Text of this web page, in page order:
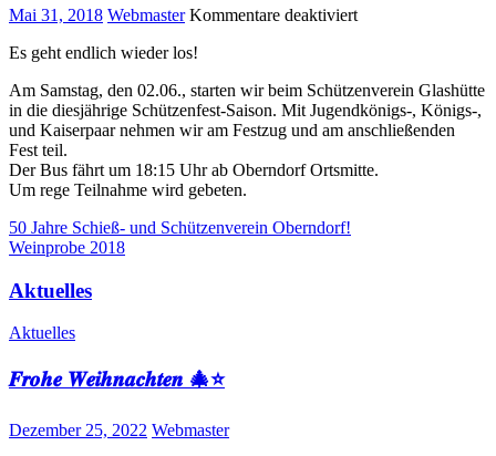
Posted
Mai 31, 2018 Author
Webmaster Kommentare deaktiviertfür
Es geht endlich wieder los!
Am Samstag, den 02.06., starten wir beim Schützenverein Glashütte
in die diesjährige Schützenfest-Saison. Mit Jugendkönigs-, Königs-,
und Kaiserpaar nehmen wir am Festzug und am anschließenden
Fest teil.
Der Bus fährt um 18:15 Uhr ab Oberndorf Ortsmitte.
Um rege Teilnahme wird gebeten.
Beitragsnavigation
50 Jahre Schieß- und Schützenverein Oberndorf!
Weinprobe 2018
Aktuelles
Aktuelles
𝑭𝒓𝒐𝒉𝒆 𝑾𝒆𝒊𝒉𝒏𝒂𝒄𝒉𝒕𝒆𝒏 🎄⭐️
Posted
Dezember 25, 2022 Author
Webmaster